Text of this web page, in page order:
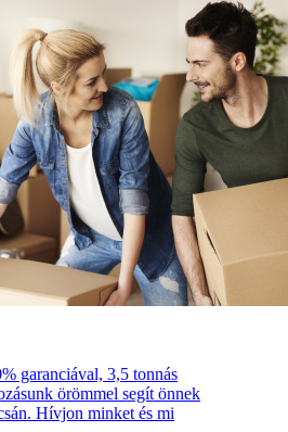
garanciával, 3,5 tonnás
örömmel segít önnek
Hívjon minket és mi